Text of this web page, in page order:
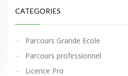
CATEGORIES
Parcours Grande Ecole
Parcours professionnel
Licence Pro